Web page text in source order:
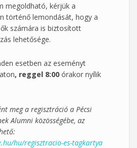
megoldható, kérjük a
történő lemondását, hogy a
számára is biztosított
lehetősége.
esetben az eseményt
, reggel 8:00 órakor nyílik
meg a regisztráció a Pécsi
Alumni közösségébe, az
hu/regisztracio-es-tagkartya